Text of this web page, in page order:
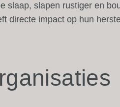
slaap, slapen rustiger en
directe impact op hun